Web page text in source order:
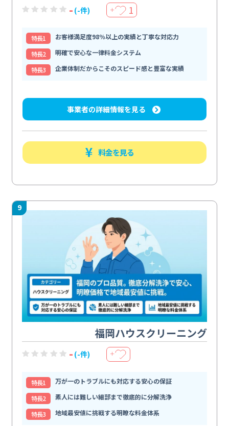
- (-件) ＋ 1
特⻑1
お客様満足度98％以上の実績と丁寧な対応力
特⻑2
明確で安心な一律料金システム
特⻑3
企業体制だからこそのスピード感と豊富な実績
事業者の詳細情報を見る
料金を見る
9
福岡ハウスクリーニング
- (-件) ＋
特⻑1
万が一のトラブルにも対応する安心の保証
特⻑2
素人には難しい細部まで徹底的に分解洗浄
特⻑3
地域最安値に挑戦する明瞭な料金体系